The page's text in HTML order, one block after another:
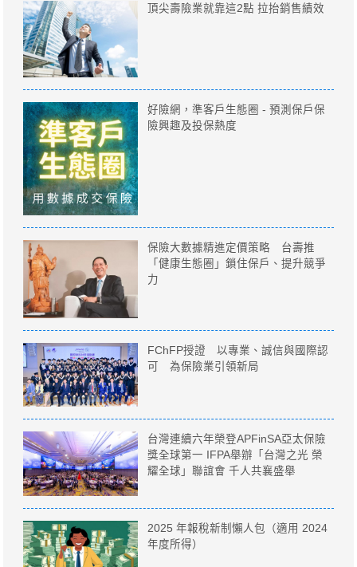
頂尖壽險業就靠這2點 拉抬銷售績效
好險網，準客戶生態圈 - 預測保戶保
險興趣及投保熱度
保險大數據精進定價策略 台壽推
「健康生態圈」鎖住保戶、提升競爭
力
FChFP授證 以專業、誠信與國際認
可 為保險業引領新局
台灣連續六年榮登APFinSA亞太保險
獎全球第一 IFPA舉辦「台灣之光 榮
耀全球」聯誼會 千人共襄盛舉
2025 年報稅新制懶人包（適用 2024
年度所得）